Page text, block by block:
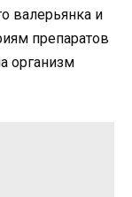
валерьянка и
препаратов
организм